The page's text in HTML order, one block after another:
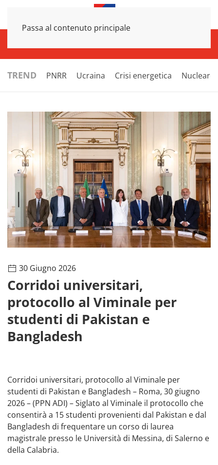
Passa al contenuto principale
TREND PNRR Ucraina Crisi energetica Nucleare
30 Giugno 2026
Corridoi universitari,
protocollo al Viminale per
studenti di Pakistan e
Bangladesh
Corridoi universitari, protocollo al Viminale per
studenti di Pakistan e Bangladesh – Roma, 30 giugno
2026 – (PPN ADI) – Siglato al Viminale il protocollo che
consentirà a 15 studenti provenienti dal Pakistan e dal
Bangladesh di frequentare un corso di laurea
magistrale presso le Università di Messina, di Salerno e
della Calabria.